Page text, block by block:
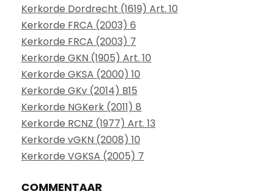
Kerkorde Dordrecht (1619) Art. 10
Kerkorde FRCA (2003) 6
Kerkorde FRCA (2003) 7
Kerkorde GKN (1905) Art. 10
Kerkorde GKSA (2000) 10
Kerkorde GKv (2014) B15
Kerkorde NGKerk (2011) 8
Kerkorde RCNZ (1977) Art. 13
Kerkorde vGKN (2008) 10
Kerkorde VGKSA (2005) 7
COMMENTAAR